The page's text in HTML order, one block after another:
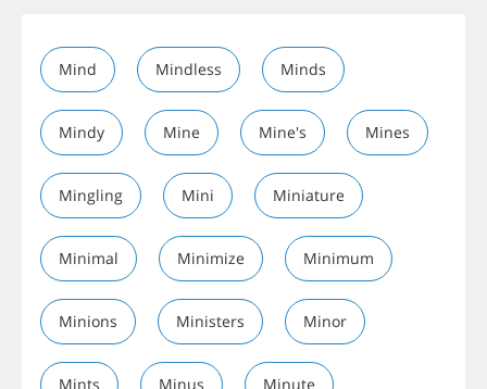
Mind Mindless Minds
Mindy Mine Mine's Mines
Mingling Mini Miniature
Minimal Minimize Minimum
Minions Ministers Minor
Mints Minus Minute